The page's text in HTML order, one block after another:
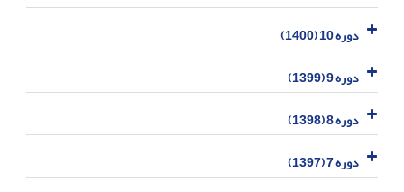
دوره 10 (1400)
دوره 9 (1399)
دوره 8 (1398)
دوره 7 (1397)